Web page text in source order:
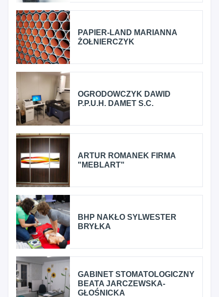
PAPIER-LAND MARIANNA
ŻOŁNIERCZYK
OGRODOWCZYK DAWID
P.P.U.H. DAMET S.C.
ARTUR ROMANEK FIRMA
"MEBLART"
BHP NAKŁO SYLWESTER
BRYŁKA
GABINET STOMATOLOGICZNY
BEATA JARCZEWSKA-
GŁOŚNICKA